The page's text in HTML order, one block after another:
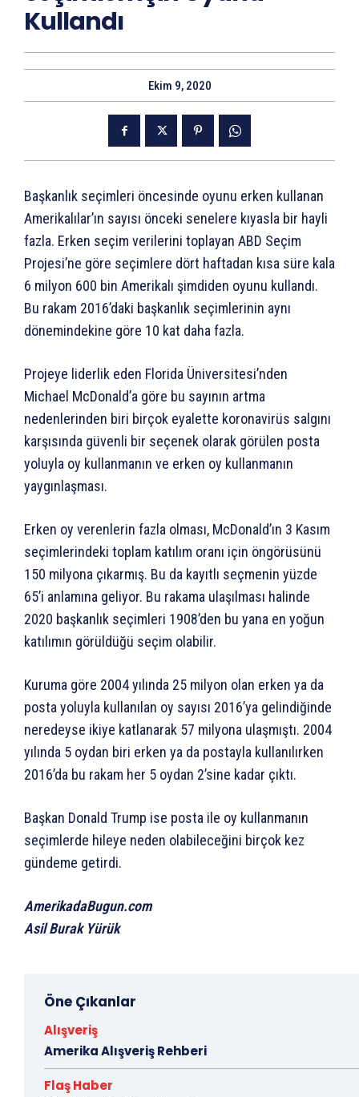
Kullandı
Ekim 9, 2020
Başkanlık seçimleri öncesinde oyunu erken kullanan
Amerikalılar’ın sayısı önceki senelere kıyasla bir hayli
fazla. Erken seçim verilerini toplayan ABD Seçim
Projesi’ne göre seçimlere dört haftadan kısa süre kala
6 milyon 600 bin Amerikalı şimdiden oyunu kullandı.
Bu rakam 2016’daki başkanlık seçimlerinin aynı
dönemindekine göre 10 kat daha fazla.
Projeye liderlik eden Florida Üniversitesi’nden
Michael McDonald’a göre bu sayının artma
nedenlerinden biri birçok eyalette koronavirüs salgını
karşısında güvenli bir seçenek olarak görülen posta
yoluyla oy kullanmanın ve erken oy kullanmanın
yaygınlaşması.
Erken oy verenlerin fazla olması, McDonald’ın 3 Kasım
seçimlerindeki toplam katılım oranı için öngörüsünü
150 milyona çıkarmış. Bu da kayıtlı seçmenin yüzde
65’i anlamına geliyor. Bu rakama ulaşılması halinde
2020 başkanlık seçimleri 1908’den bu yana en yoğun
katılımın görüldüğü seçim olabilir.
Kuruma göre 2004 yılında 25 milyon olan erken ya da
posta yoluyla kullanılan oy sayısı 2016’ya gelindiğinde
neredeyse ikiye katlanarak 57 milyona ulaşmıştı. 2004
yılında 5 oydan biri erken ya da postayla kullanılırken
2016’da bu rakam her 5 oydan 2’sine kadar çıktı.
Başkan Donald Trump ise posta ile oy kullanmanın
seçimlerde hileye neden olabileceğini birçok kez
gündeme getirdi.
AmerikadaBugun.com
Asil Burak Yürük
Öne Çıkanlar
Alışveriş
Amerika Alışveriş Rehberi
Flaş Haber